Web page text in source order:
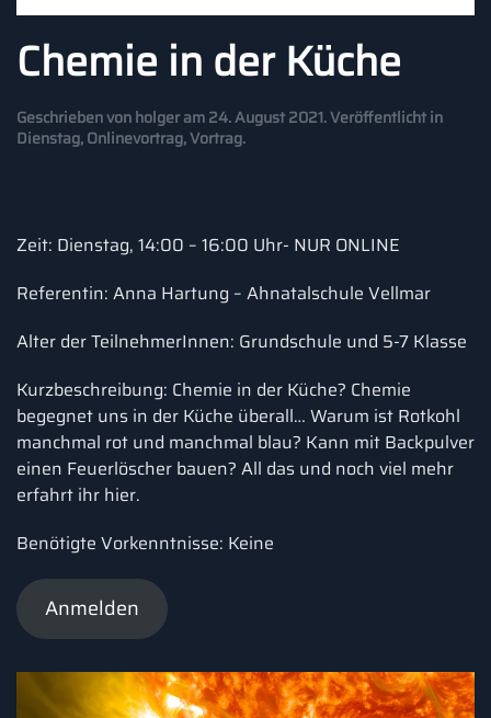
Chemie in der Küche
Geschrieben vonholgeram24. August 2021. Veröffentlicht in
Dienstag,Onlinevortrag,Vortrag.
Zeit: Dienstag, 14:00 – 16:00 Uhr- NUR ONLINE
Referentin: Anna Hartung – Ahnatalschule Vellmar
Alter der TeilnehmerInnen: Grundschule und 5-7 Klasse
Kurzbeschreibung: Chemie in der Küche? Chemie
begegnet uns in der Küche überall… Warum ist Rotkohl
manchmal rot und manchmal blau? Kann mit Backpulver
einen Feuerlöscher bauen? All das und noch viel mehr
erfahrt ihr hier.
Benötigte Vorkenntnisse: Keine
Anmelden